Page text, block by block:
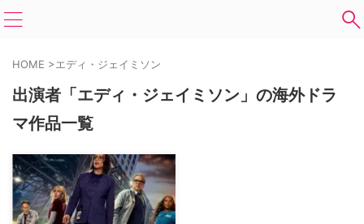
HOME >エディ・ジェイミソン
出演者「エディ・ジェイミソン」の海外ドラ
マ作品一覧